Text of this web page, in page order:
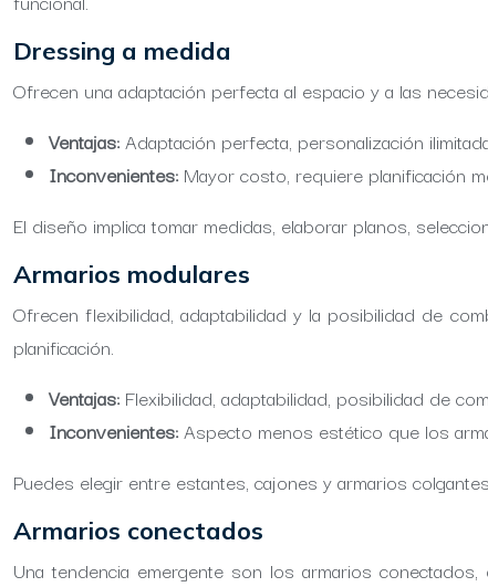
Dressing a medida
Ofrecen una adaptación perfecta al espacio y a las
Ventajas:Adaptación perfecta, personalización
Inconvenientes: Mayor costo, requiere planificación
El diseño implica tomar medidas, elaborar planos,
Armarios modulares
Ofrecen flexibilidad, adaptabilidad y la posibilidad de
planificación.
Ventajas: Flexibilidad, adaptabilidad, posibilidad de
Inconvenientes:Aspecto menos estético que los
Puedes elegir entre estantes, cajones y armarios
Armarios conectados
Una tendencia emergente son los armarios